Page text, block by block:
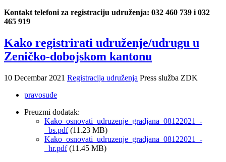
Kontakt telefoni za registraciju udruženja: 032 460 739 i 032
465 919
Kako registrirati udruženje/udrugu u
Zeničko-dobojskom kantonu
10 Decembar 2021 Registracija udruženja Press služba ZDK
pravosuđe
Preuzmi dodatak:
Kako_osnovati_udruzenje_gradjana_08122021_-
_bs.pdf(11.23 MB)
Kako_osnovati_udruzenje_gradjana_08122021_-
_hr.pdf(11.45 MB)